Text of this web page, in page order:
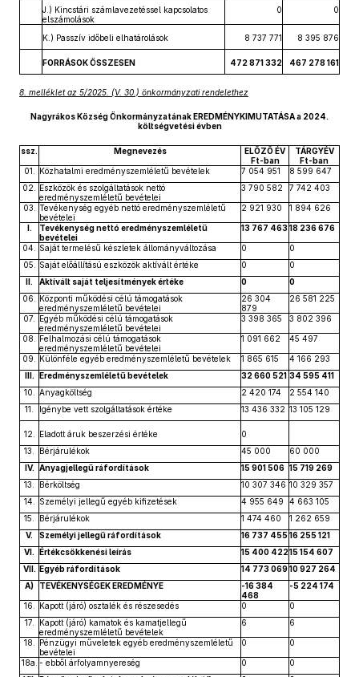
J.) Kincstári számlavezetéssel kapcsolatos
elszámolások
0 0
K.) Passzív időbeli elhatárolások 8 737 771 8 395 876
FORRÁSOK ÖSSZESEN 472 871 332 467 278 161
8. melléklet az 5/2025. (V. 30.) önkormányzati rendelethez
Nagyrákos Község Önkormányzatának EREDMÉNYKIMUTATÁSA a 2024.
költségvetési évben
ssz. Megnevezés
ELŐZŐ ÉV
Ft-ban
TÁRGYÉV
Ft-ban
01.
Közhatalmi eredményszemléletű bevételek 7 054 951
8 599 647
02.
Eszközök és szolgáltatások nettó
eredményszemléletű bevételei
3 790 582 7 742 403
03.
Tevékenység egyéb nettó eredményszemléletű
bevételei
2 921 930 1 894 626
I.
Tevékenység nettó eredményszemléletű
bevételei
13 767 46318 236 676
04. Saját termelésű készletek állományváltozása 0
0
05.
Saját előállítású eszközök aktívált értéke 0
0
II.
Aktívált saját teljesítmények értéke 0
0
06.
Központi működési célú támogatások
eredményszemléletű bevételei
26 304
879
26 581 225
07.
Egyéb működési célú támogatások
eredményszemléletű bevételei
3 398 365 3 802 396
08.
Felhalmozási célú támogatások
eredményszemléletű bevételei
1 091 662 45 497
09. Különféle egyéb eredményszemléletű bevételek 1 865 615
4 166 293
III. Eredményszemléletű bevételek 32 660 521 34 595 411
10.
Anyagköltség 2 420 174
2 554 140
11.
Igénybe vett szolgáltatások értéke 13 436 332 13 105 129
12. Eladott áruk beszerzési értéke
0
13.
Bérjárulékok 45 000
60 000
IV. Anyagjellegű ráfordítások 15 901 506 15 719 269
13.
Bérköltség 10 307 346 10 329 357
14.
Személyi jellegű egyéb kifizetések 4 955 649
4 663 105
15.
Bérjárulékok 1 474 460
1 262 659
V.
Személyi jellegű ráfordítások 16 737 45516 255 121
VI. Értékcsökkenési leírás 15 400 42215 154 607
VII. Egyéb ráfordítások 14 773 06910 927 264
A)
TEVÉKENYSÉGEK EREDMÉNYE
-16 384
468
-5 224 174
16. Kapott (járó) osztalék és részesedés 0
0
17.
Kapott (járó) kamatok és kamatjellegű
eredményszemléletű bevételek
6 6
18.
Pénzügyi műveletek egyéb eredményszemléletű
bevételei
0 0
18a. - ebből árfolyamnyereség 0
0